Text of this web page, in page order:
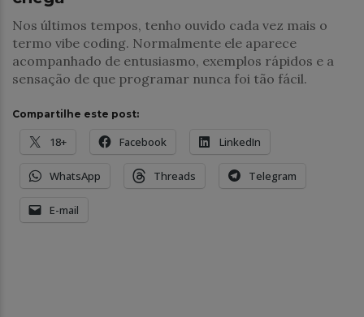
Nos últimos tempos, tenho ouvido cada vez mais o
termo vibe coding. Normalmente ele aparece
acompanhado de entusiasmo, exemplos rápidos e a
sensação de que programar nunca foi tão fácil.
Compartilhe este post:
18+ Facebook LinkedIn
WhatsApp Threads Telegram
E-mail